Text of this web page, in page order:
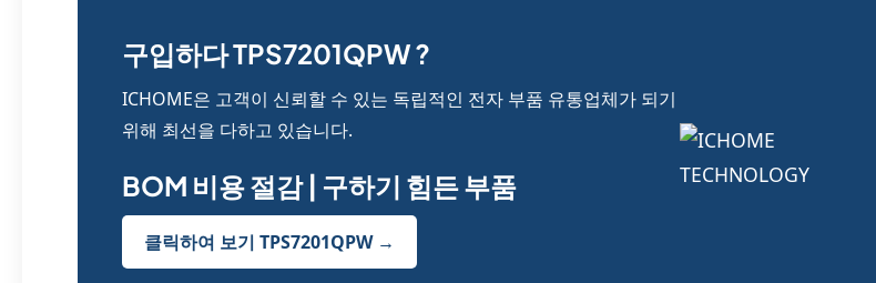
구입하다 TPS7201QPW ?
ICHOME은 고객이 신뢰할 수 있는 독립적인 전자 부품 유통업체가 되기
위해 최선을 다하고 있습니다.
BOM 비용 절감 | 구하기 힘든 부품
클릭하여 보기 TPS7201QPW →